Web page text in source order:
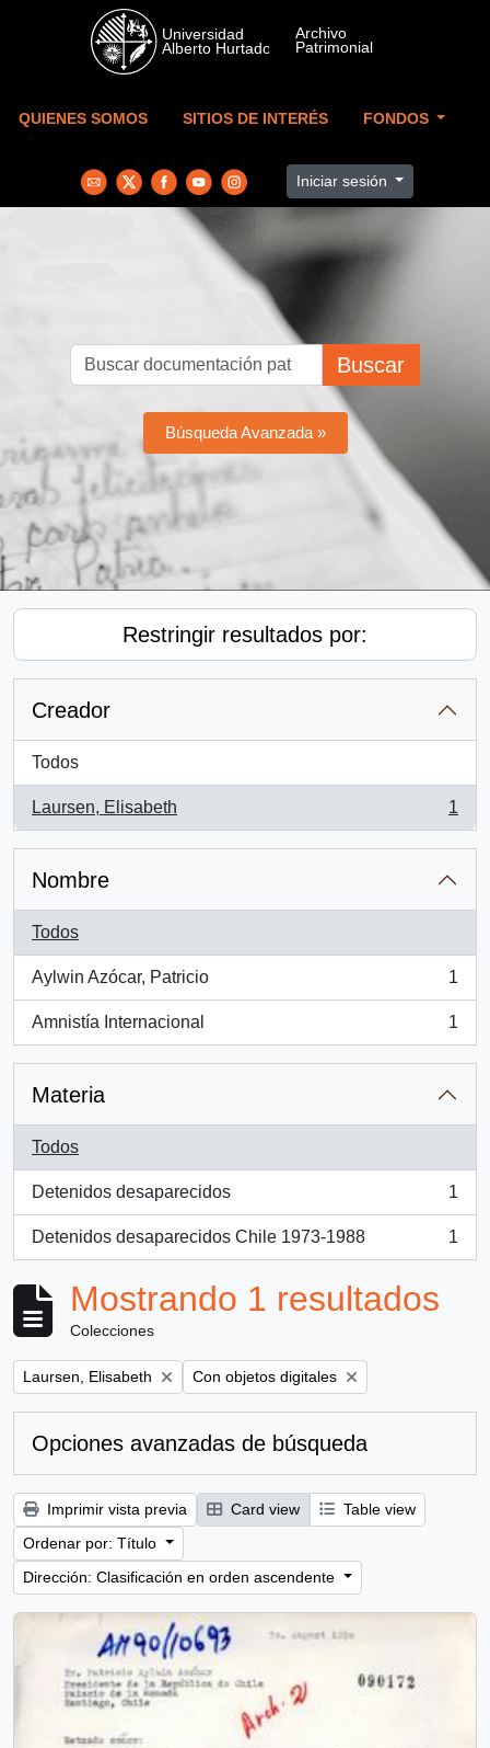
Skip to main content
QUIENES SOMOS SITIOS DE INTERÉS FONDOS
Iniciar sesión
Buscar
Búsqueda Avanzada »
Restringir resultados por:
Creador
Todos
Laursen, Elisabeth
, 1 resultados
1
Nombre
Todos
Aylwin Azócar, Patricio
, 1 resultados
1
Amnistía Internacional
, 1 resultados
1
Materia
Todos
Detenidos desaparecidos
, 1 resultados
1
Detenidos desaparecidos Chile 1973-1988
, 1 resultados
1
Mostrando 1 resultados
Colecciones
Remove filter:
Laursen, Elisabeth Remove filter:
Con objetos digitales
Opciones avanzadas de búsqueda
Imprimir vista previa Card view
Table view
Ordenar por: Título
Dirección: Clasificación en orden ascendente